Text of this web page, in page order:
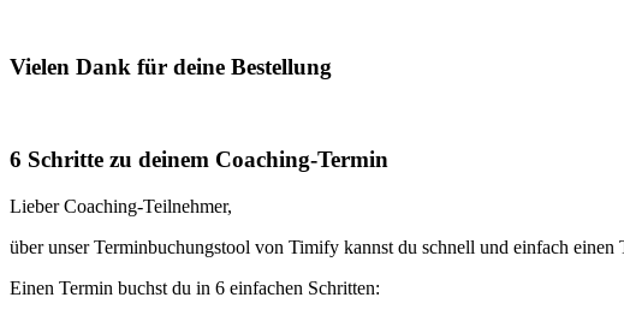
Vielen Dank für deine Bestellung
6 Schritte zu deinem Coaching-Termin
Lieber Coaching-Teilnehmer,
über unser Terminbuchungstool von Timify kannst du schnell und einfach einen
Einen Termin buchst du in 6 einfachen Schritten: